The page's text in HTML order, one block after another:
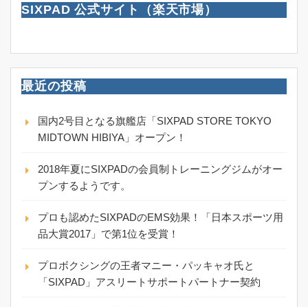
SIXPAD 公式サイト（楽天市場）
最近の投稿
国内2号目となる旗艦店「SIXPAD STORE TOKYO
MIDTOWN HIBIYA」オープン！
2018年夏にSIXPADの会員制トレーニングジムがオー
プンするようです。
プロも認めたSIXPADのEMS効果！「日本スポーツ用
品大賞2017」で第1位を受賞！
プロボクシングの王者マニー・パッキャオ氏と
「SIXPAD」アスリートサポートパートナー契約